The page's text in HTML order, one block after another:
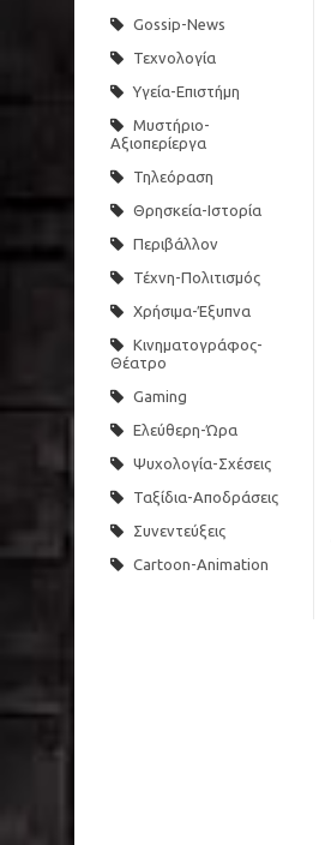
Gossip-News
Τεχνολογία
Υγεία-Επιστήμη
Μυστήριο-
Αξιοπερίεργα
Τηλεόραση
Θρησκεία-Ιστορία
Περιβάλλον
Τέχνη-Πολιτισμός
Χρήσιμα-Έξυπνα
Κινηματογράφος-
Θέατρο
Gaming
Ελεύθερη-Ώρα
Ψυχολογία-Σχέσεις
Ταξίδια-Αποδράσεις
Συνεντεύξεις
Cartoon-Animation